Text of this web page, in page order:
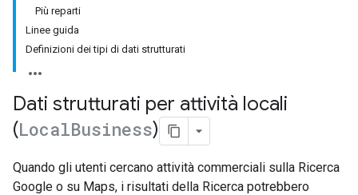
Più reparti
Linee guida
Definizioni dei tipi di dati strutturati
Dati strutturati per attività locali
(LocalBusiness)
Quando gli utenti cercano attività commerciali sulla Ricerca
Google o su Maps, i risultati della Ricerca potrebbero